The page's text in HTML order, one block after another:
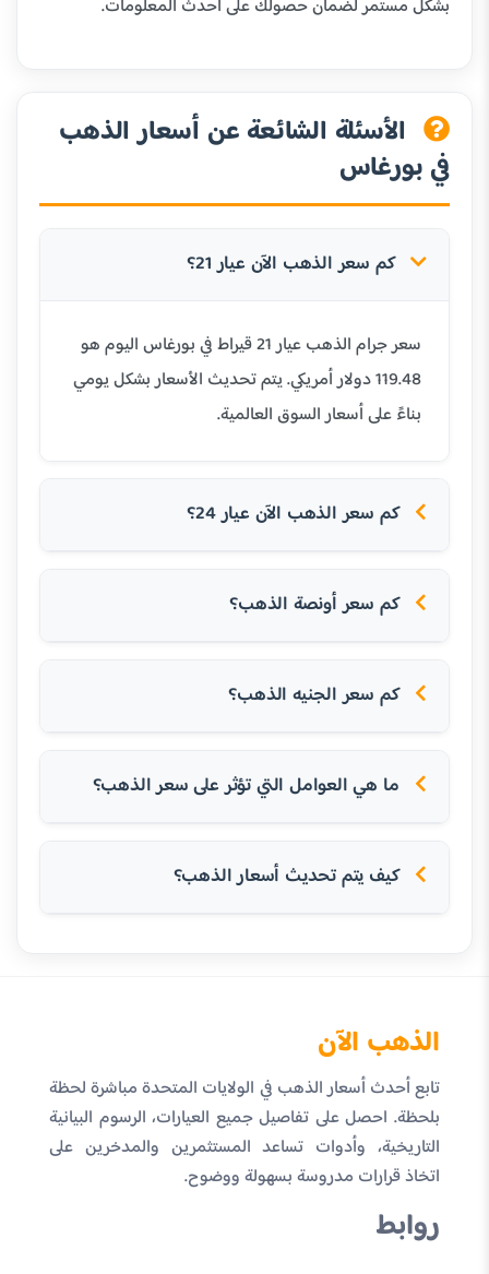
بشكل مستمر لضمان حصولك على أحدث المعلومات.
الأسئلة الشائعة عن أسعار الذهب
في بورغاس
كم سعر الذهب الآن عيار 21؟
سعر جرام الذهب عيار 21 قيراط في بورغاس اليوم هو
119.48 دولار أمريكي. يتم تحديث الأسعار بشكل يومي
بناءً على أسعار السوق العالمية.
كم سعر الذهب الآن عيار 24؟
كم سعر أونصة الذهب؟
كم سعر الجنيه الذهب؟
ما هي العوامل التي تؤثر على سعر الذهب؟
كيف يتم تحديث أسعار الذهب؟
الذهب الآن
تابع أحدث أسعار الذهب في الولايات المتحدة مباشرة لحظة
بلحظة. احصل على تفاصيل جميع العيارات، الرسوم البيانية
التاريخية، وأدوات تساعد المستثمرين والمدخرين على
اتخاذ قرارات مدروسة بسهولة ووضوح.
روابط